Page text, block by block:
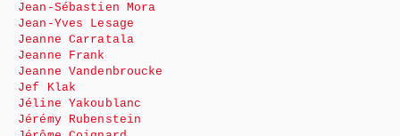
Jean-Sébastien Mora
Jean-Yves Lesage
Jeanne Carratala
Jeanne Frank
Jeanne Vandenbroucke
Jef Klak
Jéline Yakoublanc
Jérémy Rubenstein